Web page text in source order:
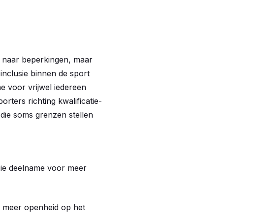
beperkingen, maar
binnen de sport
voor vrijwel iedereen
richting kwalificatie-
soms grenzen stellen
deelname voor meer
openheid op het